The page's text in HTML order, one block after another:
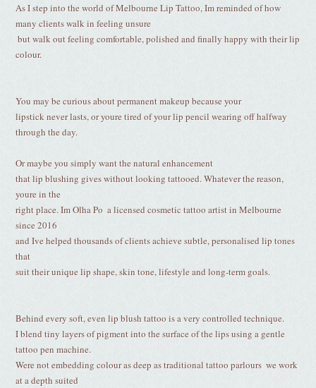
As I step into the world of Melbourne Lip Tattoo, Im reminded of how
many clients walk in feeling unsure
 but walk out feeling comfortable, polished and finally happy with their lip
colour.
You may be curious about permanent makeup because your
lipstick never lasts, or youre tired of your lip pencil wearing off halfway
through the day.
Or maybe you simply want the natural enhancement
that lip blushing gives without looking tattooed. Whatever the reason,
youre in the
right place. Im Olha Po  a licensed cosmetic tattoo artist in Melbourne
since 2016 
and Ive helped thousands of clients achieve subtle, personalised lip tones
that
suit their unique lip shape, skin tone, lifestyle and long-term goals.
Behind every soft, even lip blush tattoo is a very controlled technique.
I blend tiny layers of pigment into the surface of the lips using a gentle
tattoo pen machine.
Were not embedding colour as deep as traditional tattoo parlours  we work
at a depth suited